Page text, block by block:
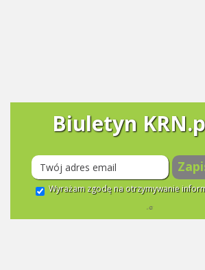
Biuletyn
Wyrażam zgodę na otrzymywanie